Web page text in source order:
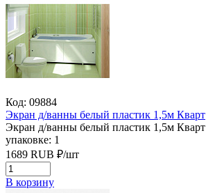
Код: 09884
Экран д/ванны белый пластик 1,5м Кварт
Экран д/ванны белый пластик 1,5м Кварт
упаковке: 1
1689 RUB ₽/шт
В корзину